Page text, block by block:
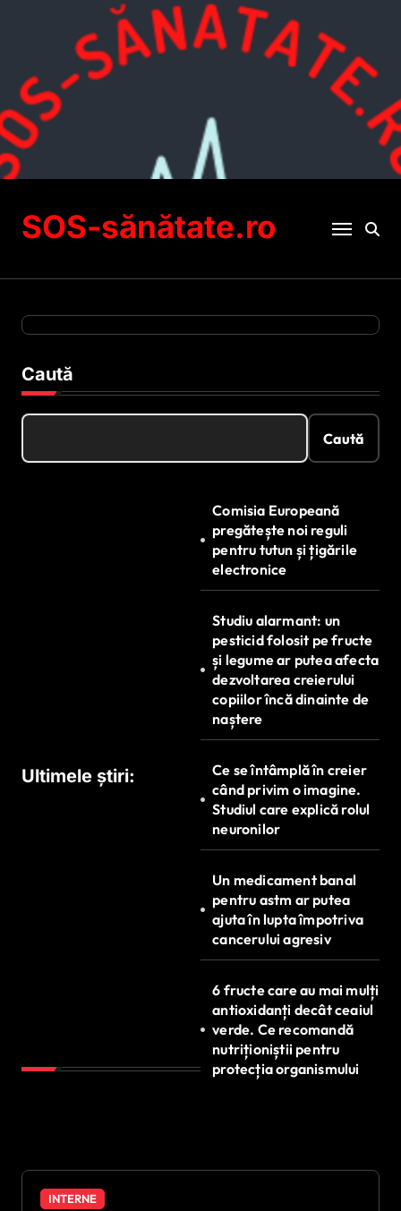
SOS-sănătate.ro
Caută
Caută
Ultimele știri:
Comisia Europeană
pregătește noi reguli
pentru tutun și țigările
electronice
Studiu alarmant: un
pesticid folosit pe fructe
și legume ar putea afecta
dezvoltarea creierului
copiilor încă dinainte de
naștere
Ce se întâmplă în creier
când privim o imagine.
Studiul care explică rolul
neuronilor
Un medicament banal
pentru astm ar putea
ajuta în lupta împotriva
cancerului agresiv
6 fructe care au mai mulți
antioxidanți decât ceaiul
verde. Ce recomandă
nutriționiștii pentru
protecția organismului
INTERNE